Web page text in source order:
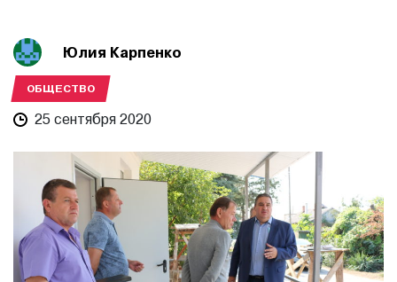
Юлия Карпенко
ОБЩЕСТВО
25 сентября 2020